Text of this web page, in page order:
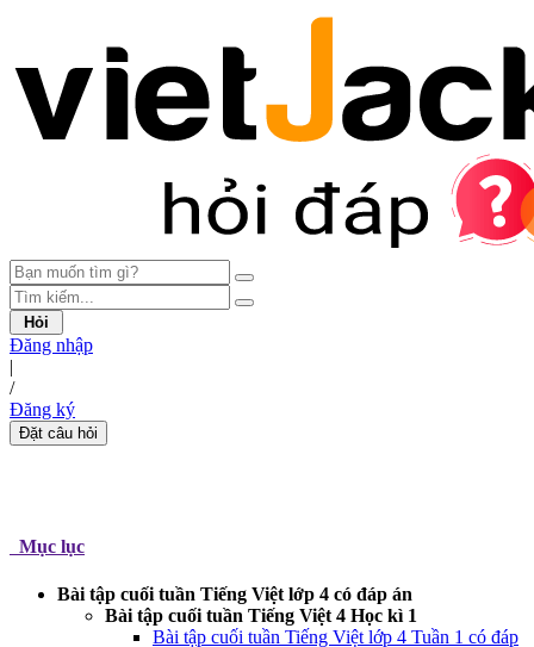
Hỏi
Đăng nhập
|
/
Đăng ký
Đặt câu hỏi
Mục lục
Bài tập cuối tuần Tiếng Việt lớp 4 có đáp án
Bài tập cuối tuần Tiếng Việt 4 Học kì 1
Bài tập cuối tuần Tiếng Việt lớp 4 Tuần 1 có đáp